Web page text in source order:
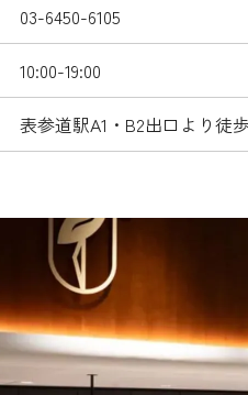
03-6450-6105
10:00-19:00
表参道駅A1・B2出口より徒